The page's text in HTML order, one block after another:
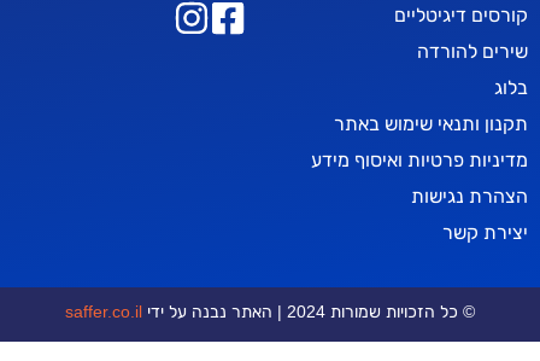
שימוש באתר
ואיסוף מידע
שמורות 2024 | האתר נבנה על ידי saffer.co.il